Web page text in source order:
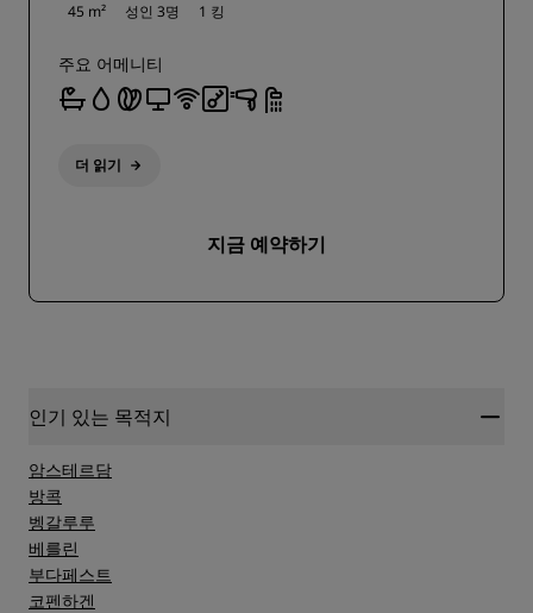
45 m² 성인 3명 1 킹
주요 어메니티
더 읽기
지금 예약하기
인기 있는 목적지
암스테르담
방콕
벵갈루루
베를린
부다페스트
코펜하겐